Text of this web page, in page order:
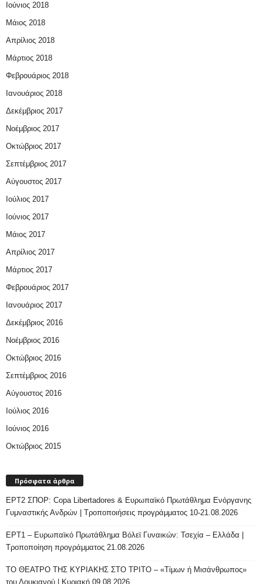
Ιούνιος 2018
Μάιος 2018
Απρίλιος 2018
Μάρτιος 2018
Φεβρουάριος 2018
Ιανουάριος 2018
Δεκέμβριος 2017
Νοέμβριος 2017
Οκτώβριος 2017
Σεπτέμβριος 2017
Αύγουστος 2017
Ιούλιος 2017
Ιούνιος 2017
Μάιος 2017
Απρίλιος 2017
Μάρτιος 2017
Φεβρουάριος 2017
Ιανουάριος 2017
Δεκέμβριος 2016
Νοέμβριος 2016
Οκτώβριος 2016
Σεπτέμβριος 2016
Αύγουστος 2016
Ιούλιος 2016
Ιούνιος 2016
Οκτώβριος 2015
Πρόσφατα άρθρα
ΕΡΤ2 ΣΠΟΡ: Copa Libertadores & Ευρωπαϊκό Πρωτάθλημα Ενόργανης
Γυμναστικής Ανδρών | Τροποποιήσεις προγράμματος 10-21.08.2026
ΕΡΤ1 – Ευρωπαϊκό Πρωτάθλημα Βόλεϊ Γυναικών: Τσεχία – Ελλάδα |
Τροποποίηση προγράμματος 21.08.2026
ΤΟ ΘΕΑΤΡΟ ΤΗΣ ΚΥΡΙΑΚΗΣ ΣΤΟ ΤΡΙΤΟ – «Τίμων ή Μισάνθρωπος»
του Λουκιανού | Κυριακή 09.08.2026